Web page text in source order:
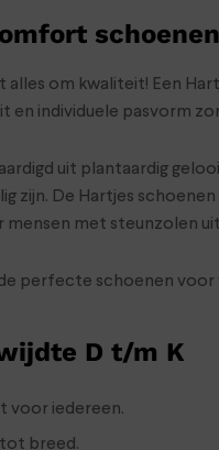
schoenen
alles om kwaliteit! Een
en individuele pasvorm
uit plantaardig
zijn. De Hartjes
mensen met steunzolen
perfecte schoenen
D t/m K
voor iedereen.
tot breed.